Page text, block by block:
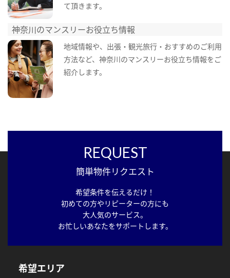
て頂きます。
神奈川のマンスリーお役立ち情報
地域情報や、出張・観光旅行・おすすめのご利用
方法など、神奈川のマンスリーお役立ち情報をご
紹介します。
REQUEST
簡単物件リクエスト
希望条件を伝えるだけ！
初めての方やリピーターの方にも
大人気のサービス。
お忙しいあなたをサポートします。
希望エリア